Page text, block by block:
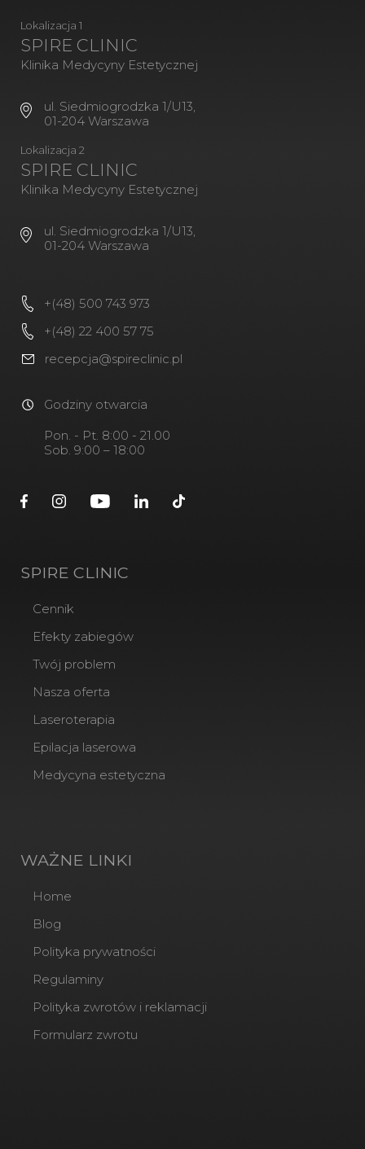
Lokalizacja 1
SPIRE CLINIC
Klinika Medycyny Estetycznej
ul. Siedmiogrodzka 1/U13,
01-204 Warszawa
Lokalizacja 2
SPIRE CLINIC
Klinika Medycyny Estetycznej
ul. Siedmiogrodzka 1/U13,
01-204 Warszawa
+(48) 500 743 973
+(48) 22 400 57 75
recepcja@spireclinic.pl
Godziny otwarcia
Pon. - Pt. 8:00 - 21.00
Sob. 9:00 – 18:00
SPIRE CLINIC
Cennik
Efekty zabiegów
Twój problem
Nasza oferta
Laseroterapia
Epilacja laserowa
Medycyna estetyczna
WAŻNE LINKI
Home
Blog
Polityka prywatności
Regulaminy
Polityka zwrotów i reklamacji
Formularz zwrotu